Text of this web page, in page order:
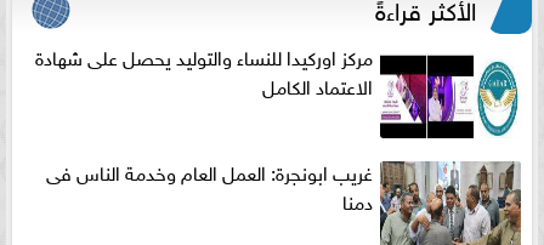
مركز اوركيدا للنساء والتوليد يحصل على شهادة
الاعتماد الكامل
غريب ابونجرة: العمل العام وخدمة الناس فى
دمنا